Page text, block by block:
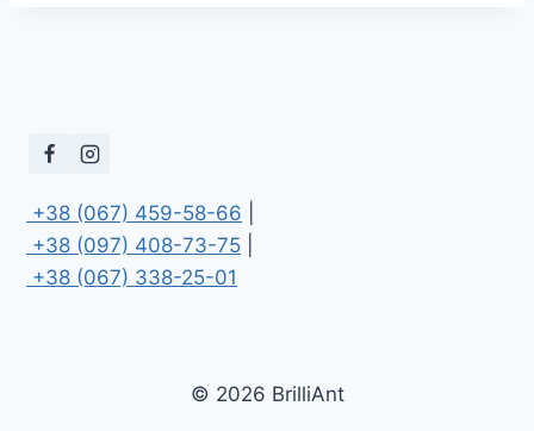
+38 (067) 459-58-66
+38 (097) 408-73-75
+38 (067) 338-25-01
© 2026 BrilliAnt